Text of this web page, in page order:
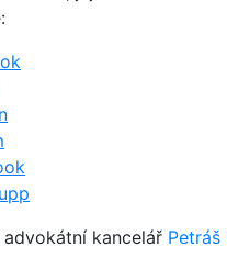
kancelář Petráš